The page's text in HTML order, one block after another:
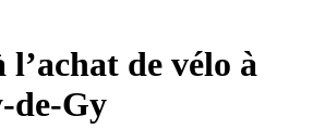
l’achat de vélo à
de-Gy